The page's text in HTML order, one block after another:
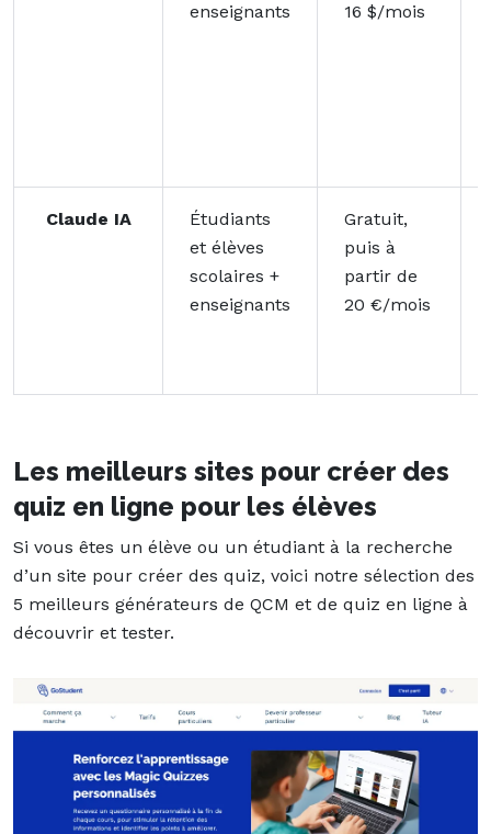
enseignants
16 $/mois
Claude IA
Étudiants
et élèves
scolaires +
enseignants
Gratuit,
puis à
partir de
20 €/mois
Les meilleurs sites pour créer des
quiz en ligne pour les élèves
Si vous êtes un élève ou un étudiant à la recherche
d’un site pour créer des quiz, voici notre sélection des
5 meilleurs générateurs de QCM et de quiz en ligne à
découvrir et tester.